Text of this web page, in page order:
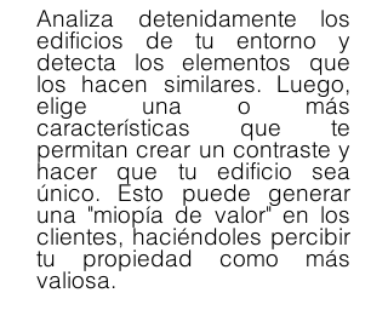
Analiza detenidamente los
edificios de tu entorno y
detecta los elementos que
los hacen similares. Luego,
elige una o más
características que te
permitan crear un contraste y
hacer que tu edificio sea
único. Esto puede generar
una "miopía de valor" en los
clientes, haciéndoles percibir
tu propiedad como más
valiosa.